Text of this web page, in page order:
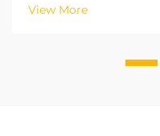
View More